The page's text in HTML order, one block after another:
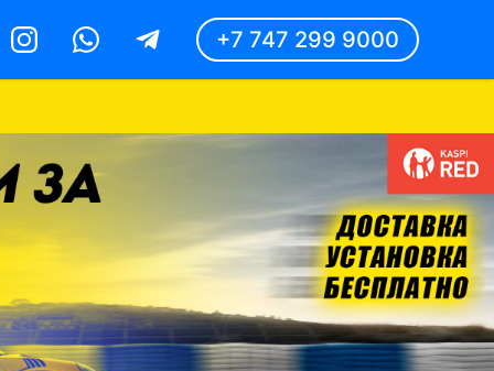
InstagramWhatsappTelegram +7 747 299 9000